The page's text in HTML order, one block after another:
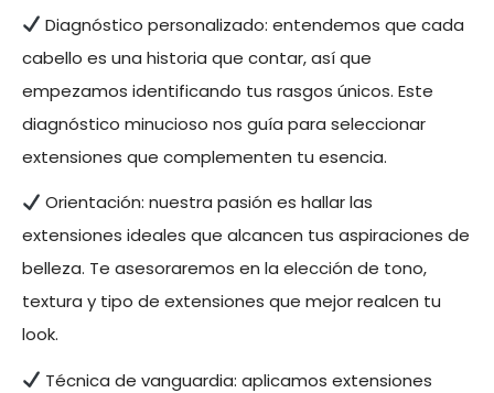
Diagnóstico personalizado: entendemos que cada
cabello es una historia que contar, así que
empezamos identificando tus rasgos únicos. Este
diagnóstico minucioso nos guía para seleccionar
extensiones que complementen tu esencia.
Orientación: nuestra pasión es hallar las
extensiones ideales que alcancen tus aspiraciones de
belleza. Te asesoraremos en la elección de tono,
textura y tipo de extensiones que mejor realcen tu
look.
Técnica de vanguardia: aplicamos extensiones